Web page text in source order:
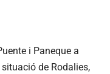
i Paneque a
de Rodalies,